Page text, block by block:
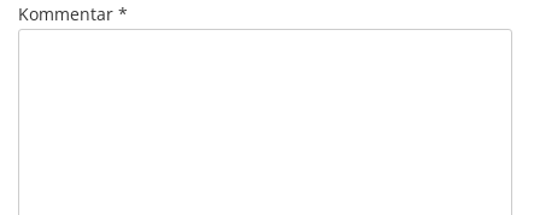
Kommentar *